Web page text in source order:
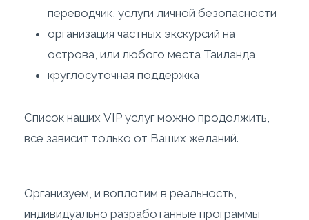
переводчик, услуги личной безопасности
организация частных экскурсий на
острова, или любого места Таиланда
круглосуточная поддержка
Список наших VIP услуг можно продолжить,
все зависит только от Ваших желаний.
Организуем, и воплотим в реальность,
индивидуально разработанные программы